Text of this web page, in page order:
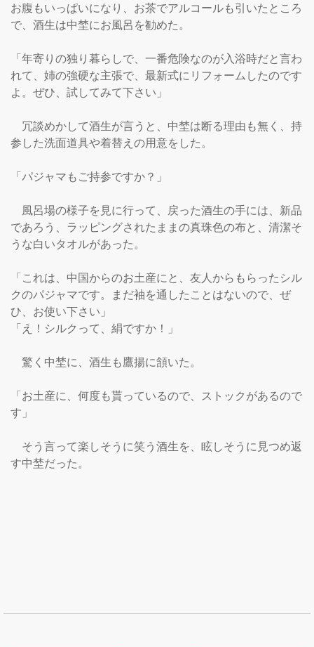
お腹もいっぱいになり、お茶でアルコールも引いたところ
で、酒生は中埜にお風呂を勧めた。
「年寄りの独り暮らしで、一番危険なのが入浴時だと言わ
れて、姉の強硬な主張で、最新式にリフォームしたのです
よ。ぜひ、試してみて下さい」
冗談めかして酒生が言うと、中埜は断る理由も無く、持
参した洗面道具や着替えの用意をした。
「パジャマもご持参ですか？」
風呂場の様子を見に行って、戻った酒生の手には、新品
であろう、ラッピングされたままの真珠色の布と、清潔そ
うな白いタオルがあった。
「これは、中国からのお土産にと、友人からもらったシル
クのパジャマです。まだ袖を通したことはないので、ぜ
ひ、お使い下さい」
「え！シルクって、絹ですか！」
驚く中埜に、酒生も鷹揚に頷いた。
「お土産に、何度も貰っているので、ストックがあるので
す」
そう言って楽しそうに笑う酒生を、眩しそうに見つめ返
す中埜だった。